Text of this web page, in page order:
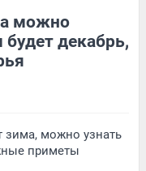
можно
декабрь,
зима, можно узнать
приметы